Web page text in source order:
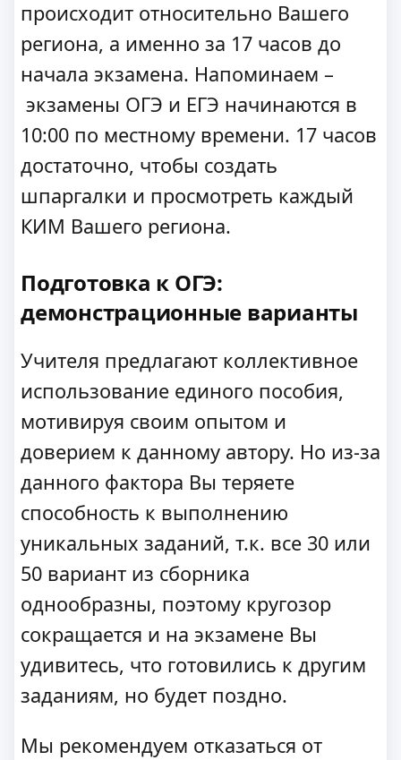
происходит относительно Вашего
региона, а именно за 17 часов до
начала экзамена. Напоминаем –
экзамены ОГЭ и ЕГЭ начинаются в
10:00 по местному времени. 17 часов
достаточно, чтобы создать
шпаргалки и просмотреть каждый
КИМ Вашего региона.
Подготовка к ОГЭ:
демонстрационные варианты
Учителя предлагают коллективное
использование единого пособия,
мотивируя своим опытом и
доверием к данному автору. Но из-за
данного фактора Вы теряете
способность к выполнению
уникальных заданий, т.к. все 30 или
50 вариант из сборника
однообразны, поэтому кругозор
сокращается и на экзамене Вы
удивитесь, что готовились к другим
заданиям, но будет поздно.
Мы рекомендуем отказаться от